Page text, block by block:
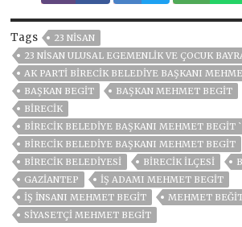
Tags
23 NİSAN
23 NISAN ULUSAL EGEMENLIK VE ÇOCUK
AK PARTI BIRECIK BELEDIYE BAŞKANI
BAŞKAN BEGIT
BAŞKAN MEHMET BEGİT
BİRECİK
BİRECİK BELEDİYE BAŞKANI MEHMET BEGİT
BIRECIK BELEDIYE BAŞKANI MEHMET BEGIT
BIRECIK BELEDIYESI
BİRECİK İLÇESİ
GAZIANTEP
IŞ ADAMI MEHMET BEGIT
IŞ INSANI MEHMET BEGIT
MEHMET
SIYASETÇI MEHMET BEGIT